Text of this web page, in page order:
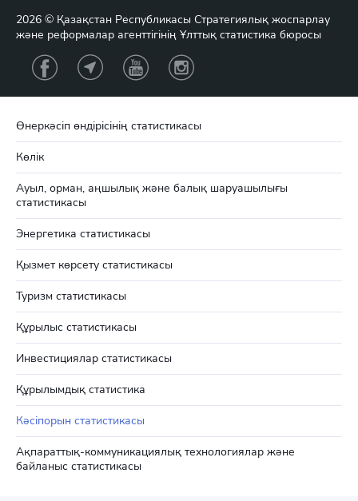
Өнеркәсіп өндірісінің статистикасы
Көлік
Ауыл, орман, аңшылық және балық шаруашылығы
статистикасы
Энергетика статистикасы
Қызмет көрсету статистикасы
Туризм статистикасы
Құрылыс статистикасы
Инвестициялар статистикасы
Құрылымдық статистика
Кәсіпорын статистикасы
Ақпараттық-коммуникациялық технологиялар және
байланыс статистикасы
2026 © Қазақстан Республикасы Стратегиялық жоспарлау
және реформалар агенттігінің Ұлттық статистика бюросы